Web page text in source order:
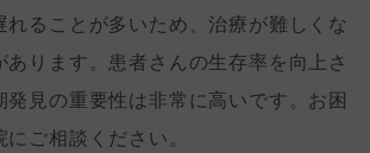
れることが多いため、治療が難しくな
あります。患者さんの生存率を向上さ
発見の重要性は非常に高いです。お困
ご相談ください。